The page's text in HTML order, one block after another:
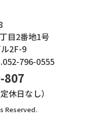
目2番地1号
2F-9
796-0555
807
休日なし）
Reserved.